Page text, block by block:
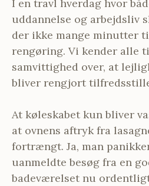
I en travl hverdag hvor
uddannelse og arbejdsliv
der ikke mange minutter
rengøring. Vi kender alle
samvittighed over, at
bliver rengjort
At køleskabet kun bliver
at ovnens aftryk fra
fortrængt. Ja, man
uanmeldte besøg fra en
badeværelset nu